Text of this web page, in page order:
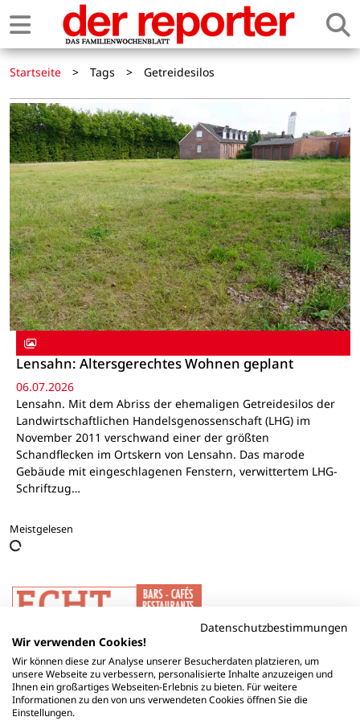
Startseite > Tags > Getreidesilos
Lensahn: Altersgerechtes Wohnen geplant
06.07.2026
Lensahn. Mit dem Abriss der ehemaligen Getreidesilos der
Landwirtschaftlichen Handelsgenossenschaft (LHG) im
November 2011 verschwand einer der größten
Schandflecken im Ortskern von Lensahn. Das marode
Gebäude mit eingeschlagenen Fenstern, verwittertem LHG-
Schriftzug…
Meistgelesen
Datenschutzbestimmungen
Wir verwenden Cookies!
Wir können diese zur Analyse unserer Besucherdaten platzieren, um
unsere Webseite zu verbessern, personalisierte Inhalte anzuzeigen und
Ihnen ein großartiges Webseiten-Erlebnis zu bieten. Für weitere
Informationen zu den von uns verwendeten Cookies öffnen Sie die
Einstellungen.